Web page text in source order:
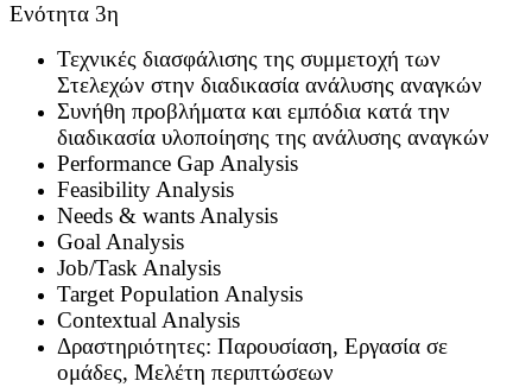
Ενότητα 3η
Τεχνικές διασφάλισης της συμμετοχή των
Στελεχών στην διαδικασία ανάλυσης αναγκών
Συνήθη προβλήματα και εμπόδια κατά την
διαδικασία υλοποίησης της ανάλυσης αναγκών
Performance Gap Analysis
Feasibility Analysis
Needs & wants Analysis
Goal Analysis
Job/Task Analysis
Target Population Analysis
Contextual Analysis
Δραστηριότητες: Παρουσίαση, Εργασία σε
ομάδες, Μελέτη περιπτώσεων